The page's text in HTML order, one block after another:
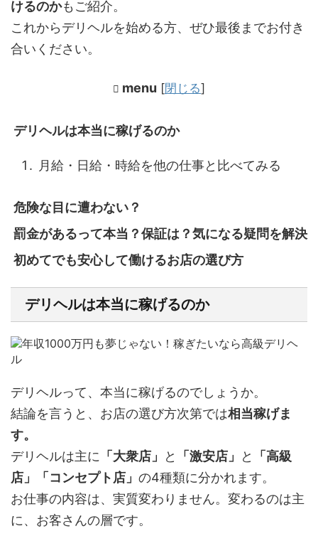
けるのかもご紹介。
これからデリヘルを始める方、ぜひ最後までお付き
合いください。
menu [閉じる]
デリヘルは本当に稼げるのか
月給・日給・時給を他の仕事と比べてみる
危険な目に遭わない？
罰金があるって本当？保証は？気になる疑問を解決
初めてでも安心して働けるお店の選び方
デリヘルは本当に稼げるのか
デリヘルって、本当に稼げるのでしょうか。
結論を言うと、お店の選び方次第では相当稼げま
す。
デリヘルは主に 「大衆店」 と 「激安店」 と
「高級
店」
「コンセプト店」 の4種類に分かれます。
お仕事の内容は、実質変わりません。変わるのは主
に、お客さんの層です。